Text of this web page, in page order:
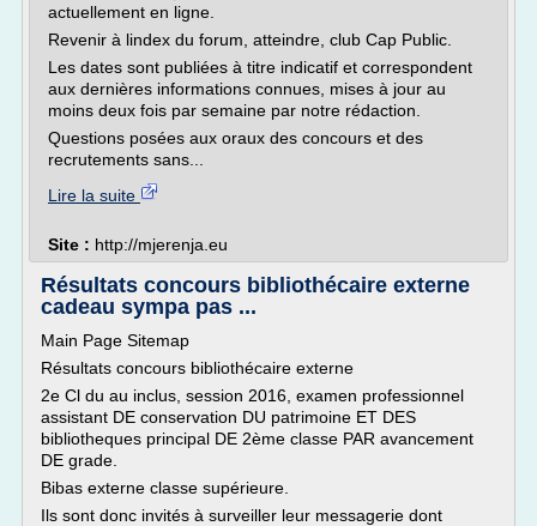
actuellement en ligne.
Revenir à lindex du forum, atteindre, club Cap Public.
Les dates sont publiées à titre indicatif et correspondent
aux dernières informations connues, mises à jour au
moins deux fois par semaine par notre rédaction.
Questions posées aux oraux des concours et des
recrutements sans...
Lire la suite
Site : http://mjerenja.eu
Résultats concours bibliothécaire externe
cadeau sympa pas ...
Main Page Sitemap
Résultats concours bibliothécaire externe
2e Cl du au inclus, session 2016, examen professionnel
assistant DE conservation DU patrimoine ET DES
bibliotheques principal DE 2ème classe PAR avancement
DE grade.
Bibas externe classe supérieure.
Ils sont donc invités à surveiller leur messagerie dont